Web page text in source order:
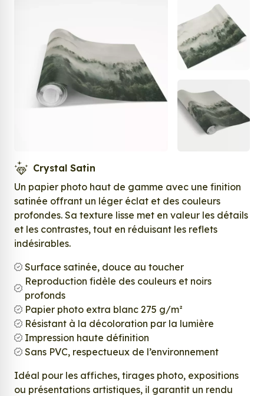
Crystal Satin
Un papier photo haut de gamme avec une finition
satinée offrant un léger éclat et des couleurs
profondes. Sa texture lisse met en valeur les détails
et les contrastes, tout en réduisant les reflets
indésirables.
Surface satinée, douce au toucher
Reproduction fidèle des couleurs et noirs
profonds
Papier photo extra blanc 275 g/m²
Résistant à la décoloration par la lumière
Impression haute définition
Sans PVC, respectueux de l’environnement
Idéal pour les affiches, tirages photo, expositions
ou présentations artistiques, il garantit un rendu